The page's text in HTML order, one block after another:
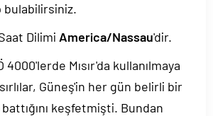
bulabilirsiniz.
Dilimi America/Nassau'dir.
4000'lerde Mısır'da kullanılmaya
Güneş'in her gün belirli bir
keşfetmişti. Bundan